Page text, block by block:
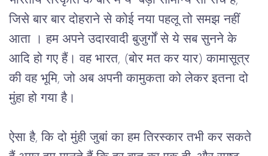
जिसे बार बार दोहराने से कोई नया पहलू तो समझ नहीं
आता । हम अपने उदारवादी बुजुर्गों से ये सब सुनने के
आदि हो गए हैं। वह भारत, (बोर मत कर यार) कामासूत्र
की वह भूमि, जो अब अपनी कामुकता को लेकर इतना दो
मुंहा हो गया है।
ऐसा है, कि दो मुंही जुबां का हम तिरस्कार तभी कर सकते